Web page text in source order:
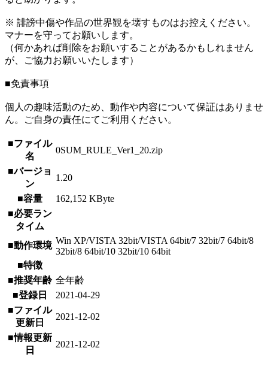
※ 誹謗中傷や作品の世界観を壊すものはお控えください。
マナーを守ってお願いします。
（何かあれば削除をお願いすることがあるかもしれません
が、ご協力お願いいたします）
■免責事項
個人の趣味活動のため、動作や内容について保証はありませ
ん。ご自身の責任にてご利用ください。
■ファイル
名
0SUM_RULE_Ver1_20.zip
■バージョ
ン
1.20
■容量
162,152 KByte
■必要ラン
タイム
■動作環境 Win XP/VISTA 32bit/VISTA 64bit/7 32bit/7 64bit/8
32bit/8 64bit/10 32bit/10 64bit
■特徴
■推奨年齢 全年齢
■登録日
2021-04-29
■ファイル
更新日
2021-12-02
■情報更新
日
2021-12-02